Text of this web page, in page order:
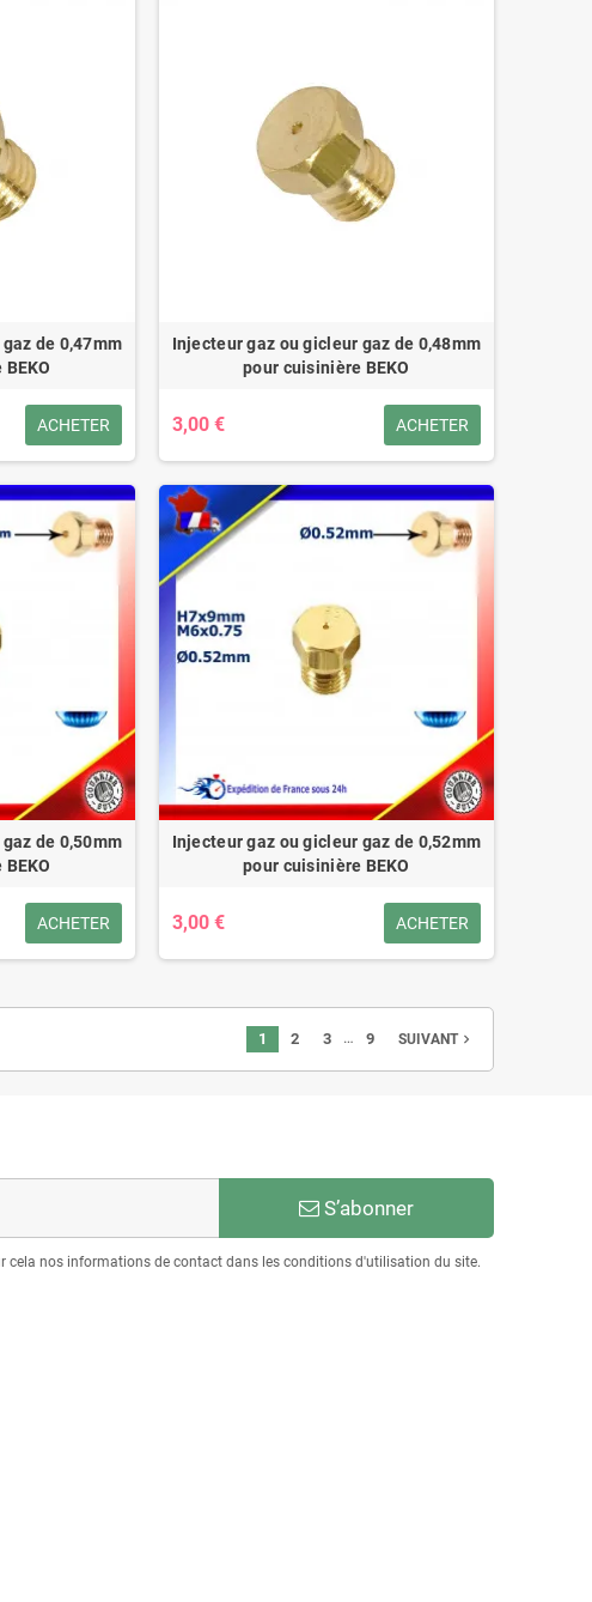
de 0,47mm
ACHETER
Injecteur gaz ou gicleur gaz de 0,48mm
pour cuisinière BEKO
3,00 € ACHETER
de 0,50mm
ACHETER
Injecteur gaz ou gicleur gaz de 0,52mm
pour cuisinière BEKO
3,00 € ACHETER
1 2 3 … 9 SUIVANTnavigate_next
S’abonner
cela nos informations de contact dans les conditions d'utilisation du site.